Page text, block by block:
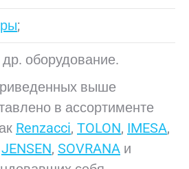
;
оборудование.
выше
в ассортименте
Renzacci, TOLON, IMESA,
JENSEN, SOVRANA и